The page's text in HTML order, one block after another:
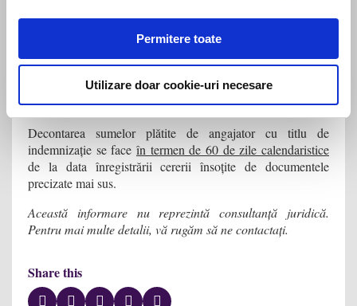
Permitere toate
Utilizare doar cookie-uri necesare
de muncă relevante,în cel mult 30 de zile de la data
efectuării plății contribuțiilor și impozitelor aferente
textului de lege,apreciem că în cazul depășirii acestui
termen, angajatorul nu va mai putea beneficia de decontarea
indemnizațiilor din bugetul de stat.
Decontarea sumelor plătite de angajator cu titlu de
indemnizație se face în termen de 60 de zile calendaristice
de la data înregistrării cererii însoțite de documentele
precizate mai sus.
Această informare nu reprezintă consultanță juridică.
Pentru mai multe detalii, vă rugăm să ne contactați.
Share this